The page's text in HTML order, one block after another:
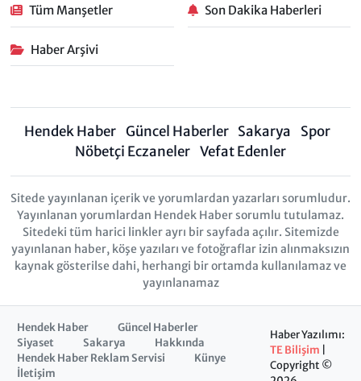
Tüm Manşetler Son Dakika Haberleri
Haber Arşivi
Hendek Haber Güncel Haberler Sakarya
Spor
Nöbetçi Eczaneler Vefat Edenler
Sitede yayınlanan içerik ve yorumlardan yazarları sorumludur.
Yayınlanan yorumlardan Hendek Haber sorumlu tutulamaz.
Sitedeki tüm harici linkler ayrı bir sayfada açılır. Sitemizde
yayınlanan haber, köşe yazıları ve fotoğraflar izin alınmaksızın
kaynak gösterilse dahi, herhangi bir ortamda kullanılamaz ve
yayınlanamaz
Hendek Haber
Güncel Haberler
Siyaset
Sakarya
Hakkında
Hendek Haber Reklam Servisi
Künye
İletişim
Haber Yazılımı:
TE Bilişim
Copyright ©